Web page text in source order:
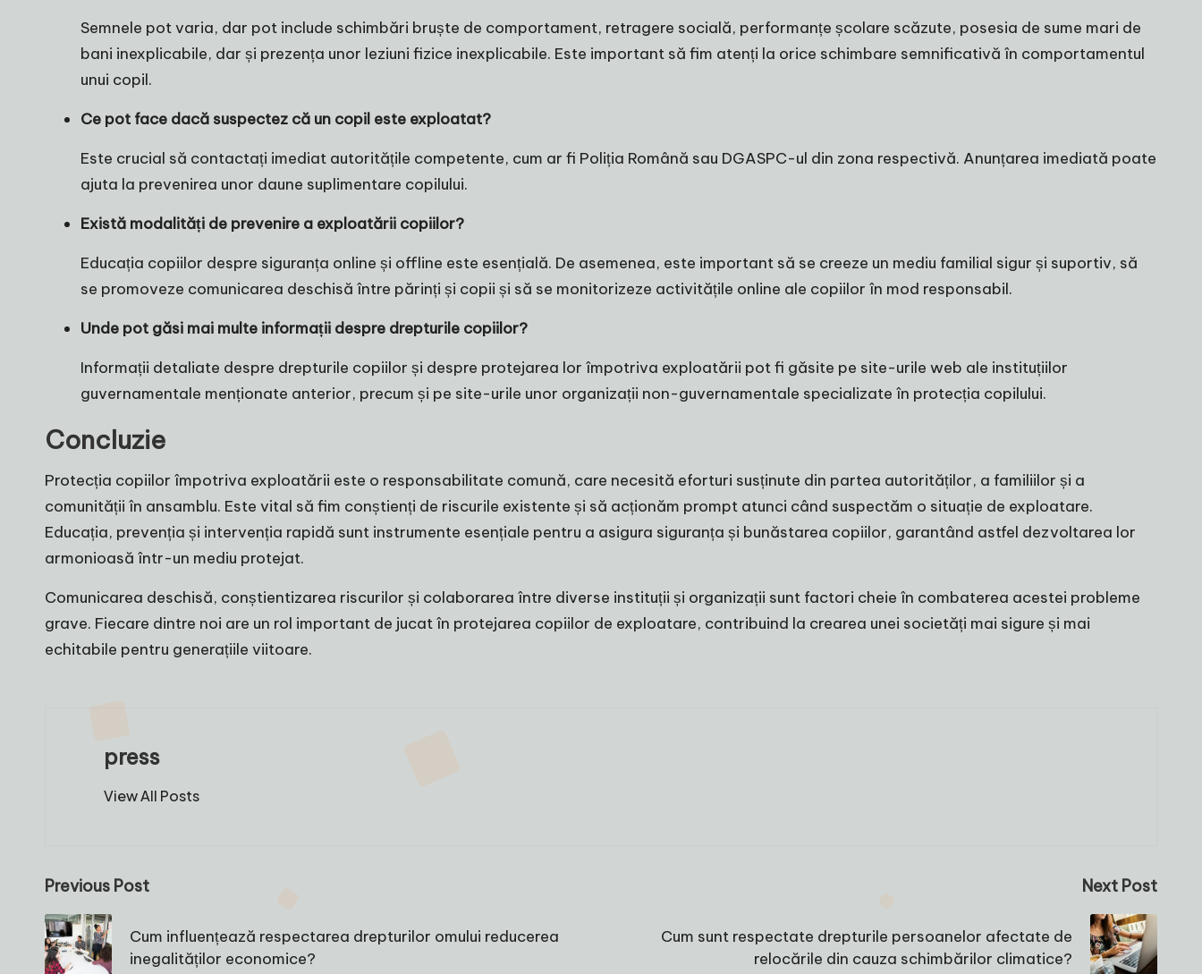
Semnele pot varia, dar pot include schimbări bruște de comportament, retragere socială, performanțe școlare scăzute, posesia de sume mari de
bani inexplicabile, dar și prezența unor leziuni fizice inexplicabile. Este important să fim atenți la orice schimbare semnificativă în comportamentul
unui copil.
Ce pot face dacă suspectez că un copil este exploatat?
Este crucial să contactați imediat autoritățile competente, cum ar fi Poliția Română sau DGASPC-ul din zona respectivă. Anunțarea imediată poate
ajuta la prevenirea unor daune suplimentare copilului.
Există modalități de prevenire a exploatării copiilor?
Educația copiilor despre siguranța online și offline este esențială. De asemenea, este important să se creeze un mediu familial sigur și suportiv, să
se promoveze comunicarea deschisă între părinți și copii și să se monitorizeze activitățile online ale copiilor în mod responsabil.
Unde pot găsi mai multe informații despre drepturile copiilor?
Informații detaliate despre drepturile copiilor și despre protejarea lor împotriva exploatării pot fi găsite pe site-urile web ale instituțiilor
guvernamentale menționate anterior, precum și pe site-urile unor organizații non-guvernamentale specializate în protecția copilului.
Concluzie
Protecția copiilor împotriva exploatării este o responsabilitate comună, care necesită eforturi susținute din partea autorităților, a familiilor și a
comunității în ansamblu. Este vital să fim conștienți de riscurile existente și să acționăm prompt atunci când suspectăm o situație de exploatare.
Educația, prevenția și intervenția rapidă sunt instrumente esențiale pentru a asigura siguranța și bunăstarea copiilor, garantând astfel dezvoltarea lor
armonioasă într-un mediu protejat.
Comunicarea deschisă, conștientizarea riscurilor și colaborarea între diverse instituții și organizații sunt factori cheie în combaterea acestei probleme
grave. Fiecare dintre noi are un rol important de jucat în protejarea copiilor de exploatare, contribuind la crearea unei societăți mai sigure și mai
echitabile pentru generațiile viitoare.
press
View All Posts
Post
navigation
Previous Post
Cum influențează respectarea drepturilor omului reducerea
inegalităților economice?
Next Post
Cum sunt respectate drepturile persoanelor afectate de
relocările din cauza schimbărilor climatice?